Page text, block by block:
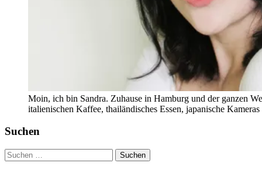
Moin, ich bin Sandra. Zuhause in Hamburg und der ganzen
italienischen Kaffee, thailändisches Essen, japanische
Suchen
Suchen
nach: